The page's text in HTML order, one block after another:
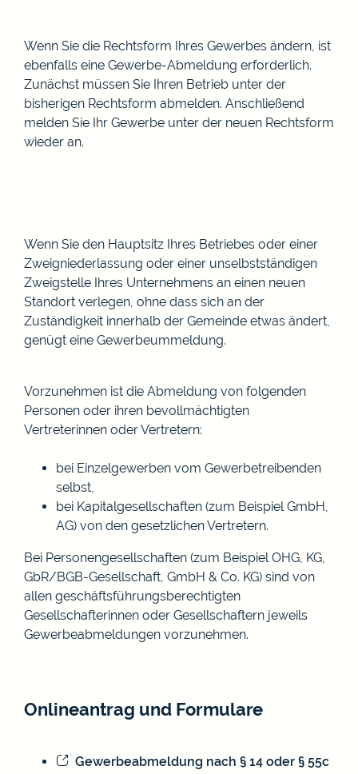
Wenn Sie die Rechtsform Ihres Gewerbes ändern, ist
ebenfalls eine Gewerbe-Abmeldung erforderlich.
Zunächst müssen Sie Ihren Betrieb unter der
bisherigen Rechtsform abmelden. Anschließend
melden Sie Ihr Gewerbe unter der neuen Rechtsform
wieder an.
Wenn Sie den Hauptsitz Ihres Betriebes oder einer
Zweigniederlassung oder einer unselbstständigen
Zweigstelle Ihres Unternehmens an einen neuen
Standort verlegen, ohne dass sich an der
Zuständigkeit innerhalb der Gemeinde etwas ändert,
genügt eine Gewerbeummeldung.
Vorzunehmen ist die Abmeldung von folgenden
Personen oder ihren bevollmächtigten
Vertreterinnen oder Vertretern:
bei Einzelgewerben vom Gewerbetreibenden
selbst,
bei Kapitalgesellschaften (zum Beispiel GmbH,
AG) von den gesetzlichen Vertretern.
Bei Personengesellschaften (zum Beispiel OHG, KG,
GbR/BGB-Gesellschaft, GmbH & Co. KG) sind von
allen geschäftsführungsberechtigten
Gesellschafterinnen oder Gesellschaftern jeweils
Gewerbeabmeldungen vorzunehmen.
Onlineantrag und Formulare
Gewerbeabmeldung nach § 14 oder § 55c